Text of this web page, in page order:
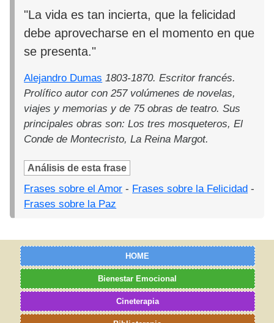
"La vida es tan incierta, que la felicidad
debe aprovecharse en el momento en que
se presenta."
Alejandro Dumas 1803-1870. Escritor francés.
Prolífico autor con 257 volúmenes de novelas,
viajes y memorias y de 75 obras de teatro. Sus
principales obras son: Los tres mosqueteros, El
Conde de Montecristo, La Reina Margot.
Análisis de esta frase
Frases sobre el Amor - Frases sobre la Felicidad -
Frases sobre la Paz
HOME
Bienestar Emocional
Cineterapia